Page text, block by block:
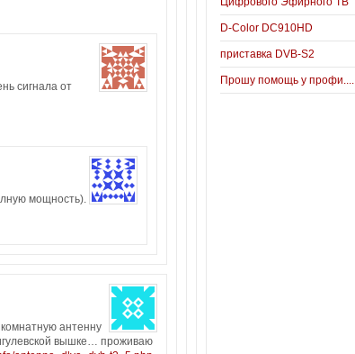
сигнала от
мощность).
антенну
вышке… проживаю
D-Color DC910HD
приставка DVB-S2
Прошу помощь у профи....